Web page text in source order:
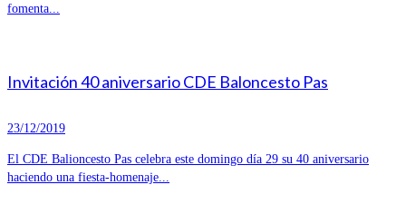
fomenta...
Invitación 40 aniversario CDE Baloncesto Pas
23/12/2019
El CDE Balioncesto Pas celebra este domingo día 29 su 40 aniversario
haciendo una fiesta-homenaje...